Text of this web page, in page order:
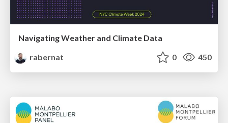
Navigating Weather and Climate Data
rabernat
0 450